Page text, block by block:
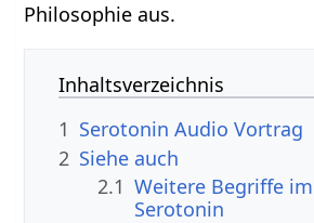
Philosophie aus.
Inhaltsverzeichnis
1
Serotonin‏‎ Audio Vortrag
2 Siehe auch
2.1 Weitere Begriffe